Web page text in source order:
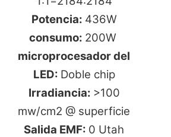
Potencia: 436W
consumo: 200W
microprocesador del
LED: Doble chip
Irradiancia: >100
mw/cm2 @ superficie
Salida EMF: 0 Utah